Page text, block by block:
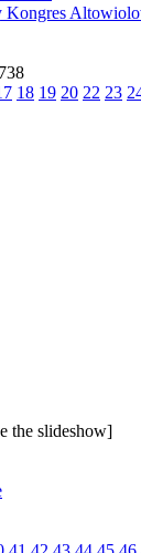
Kongres
18 19 20 22 23
the slideshow]